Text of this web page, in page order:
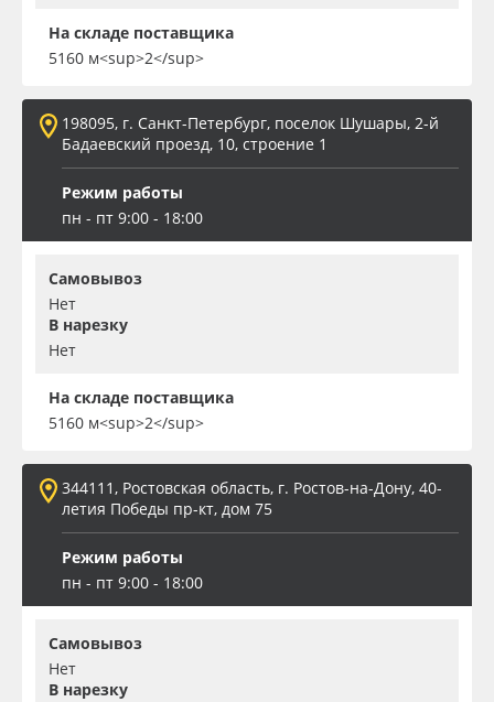
На складе поставщика
5160 м<sup>2</sup>
198095, г. Санкт-Петербург, поселок Шушары, 2-й
Бадаевский проезд, 10, строение 1
Режим работы
пн - пт 9:00 - 18:00
Самовывоз
Нет
В нарезку
Нет
На складе поставщика
5160 м<sup>2</sup>
344111, Ростовская область, г. Ростов-на-Дону, 40-
летия Победы пр-кт, дом 75
Режим работы
пн - пт 9:00 - 18:00
Самовывоз
Нет
В нарезку